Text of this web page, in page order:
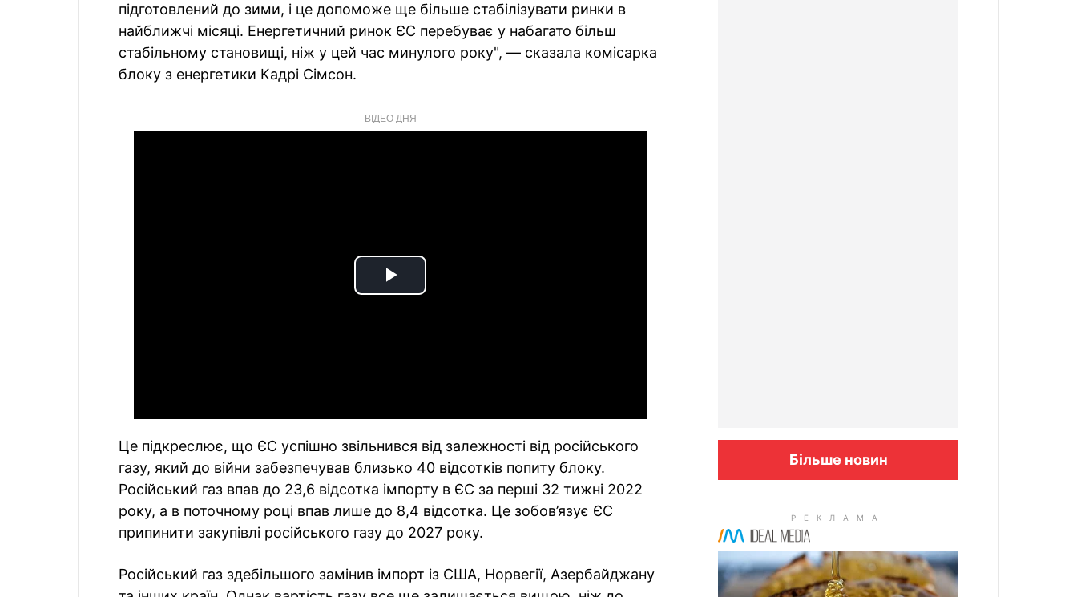
підготовлений до зими, і це допоможе ще більше стабілізувати ринки в
найближчі місяці. Енергетичний ринок ЄС перебуває у набагато більш
стабільному становищі, ніж у цей час минулого року", — сказала комісарка
блоку з енергетики Кадрі Сімсон.
ВІДЕО ДНЯ
Play
Це підкреслює, що ЄС успішно звільнився від залежності від російського
газу, який до війни забезпечував близько 40 відсотків попиту блоку.
Російський газ впав до 23,6 відсотка імпорту в ЄС за перші 32 тижні 2022
року, а в поточному році впав лише до 8,4 відсотка. Це зобов’язує ЄС
припинити закупівлі російського газу до 2027 року.
Російський газ здебільшого замінив імпорт із США, Норвегії, Азербайджану
Більше новин